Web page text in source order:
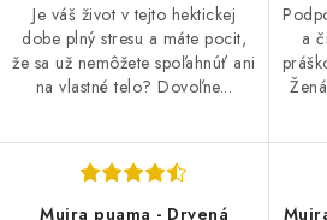
Je váš život v tejto hektickej
dobe plný stresu a máte pocit,
že sa už nemôžete spoľahnúť ani
na vlastné telo? Dovoľne...
a
Muira puama - Drvená